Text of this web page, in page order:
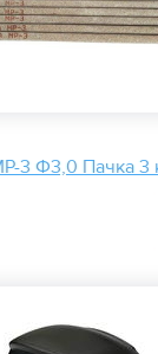
3 Ф3,0 Пачка 3